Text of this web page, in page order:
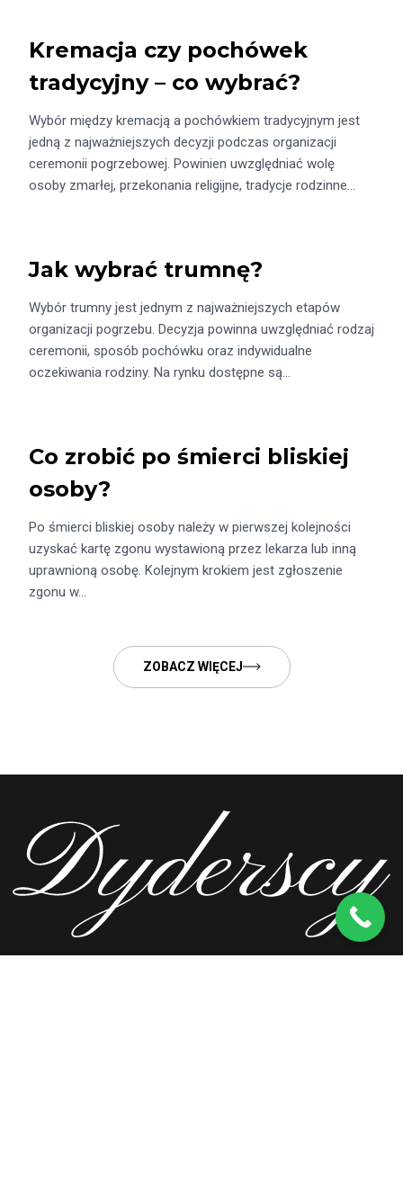
Kremacja czy pochówek
tradycyjny – co wybrać?
Wybór między kremacją a pochówkiem tradycyjnym jest
jedną z najważniejszych decyzji podczas organizacji
ceremonii pogrzebowej. Powinien uwzględniać wolę
osoby zmarłej, przekonania religijne, tradycje rodzinne…
Jak wybrać trumnę?
Wybór trumny jest jednym z najważniejszych etapów
organizacji pogrzebu. Decyzja powinna uwzględniać rodzaj
ceremonii, sposób pochówku oraz indywidualne
oczekiwania rodziny. Na rynku dostępne są…
Co zrobić po śmierci bliskiej
osoby?
Po śmierci bliskiej osoby należy w pierwszej kolejności
uzyskać kartę zgonu wystawioną przez lekarza lub inną
uprawnioną osobę. Kolejnym krokiem jest zgłoszenie
zgonu w…
ZOBACZ WIĘCEJ